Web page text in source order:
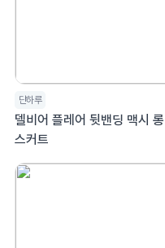
단하루
델비어 플레어 뒷밴딩 맥시 롱
스커트